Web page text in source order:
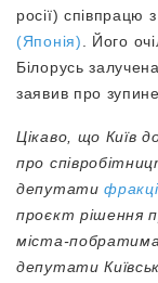
росії) співпрацю
(Японія). Його
Білорусь
заявив про
Цікаво, що Київ
про
депутати
проєкт рішення
міста-
депутати